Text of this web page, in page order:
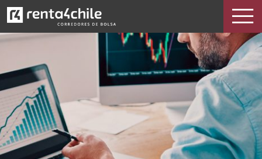
Informe diario de mercados